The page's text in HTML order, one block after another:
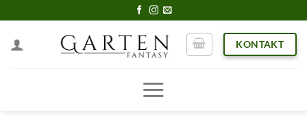
content
KONTAKT